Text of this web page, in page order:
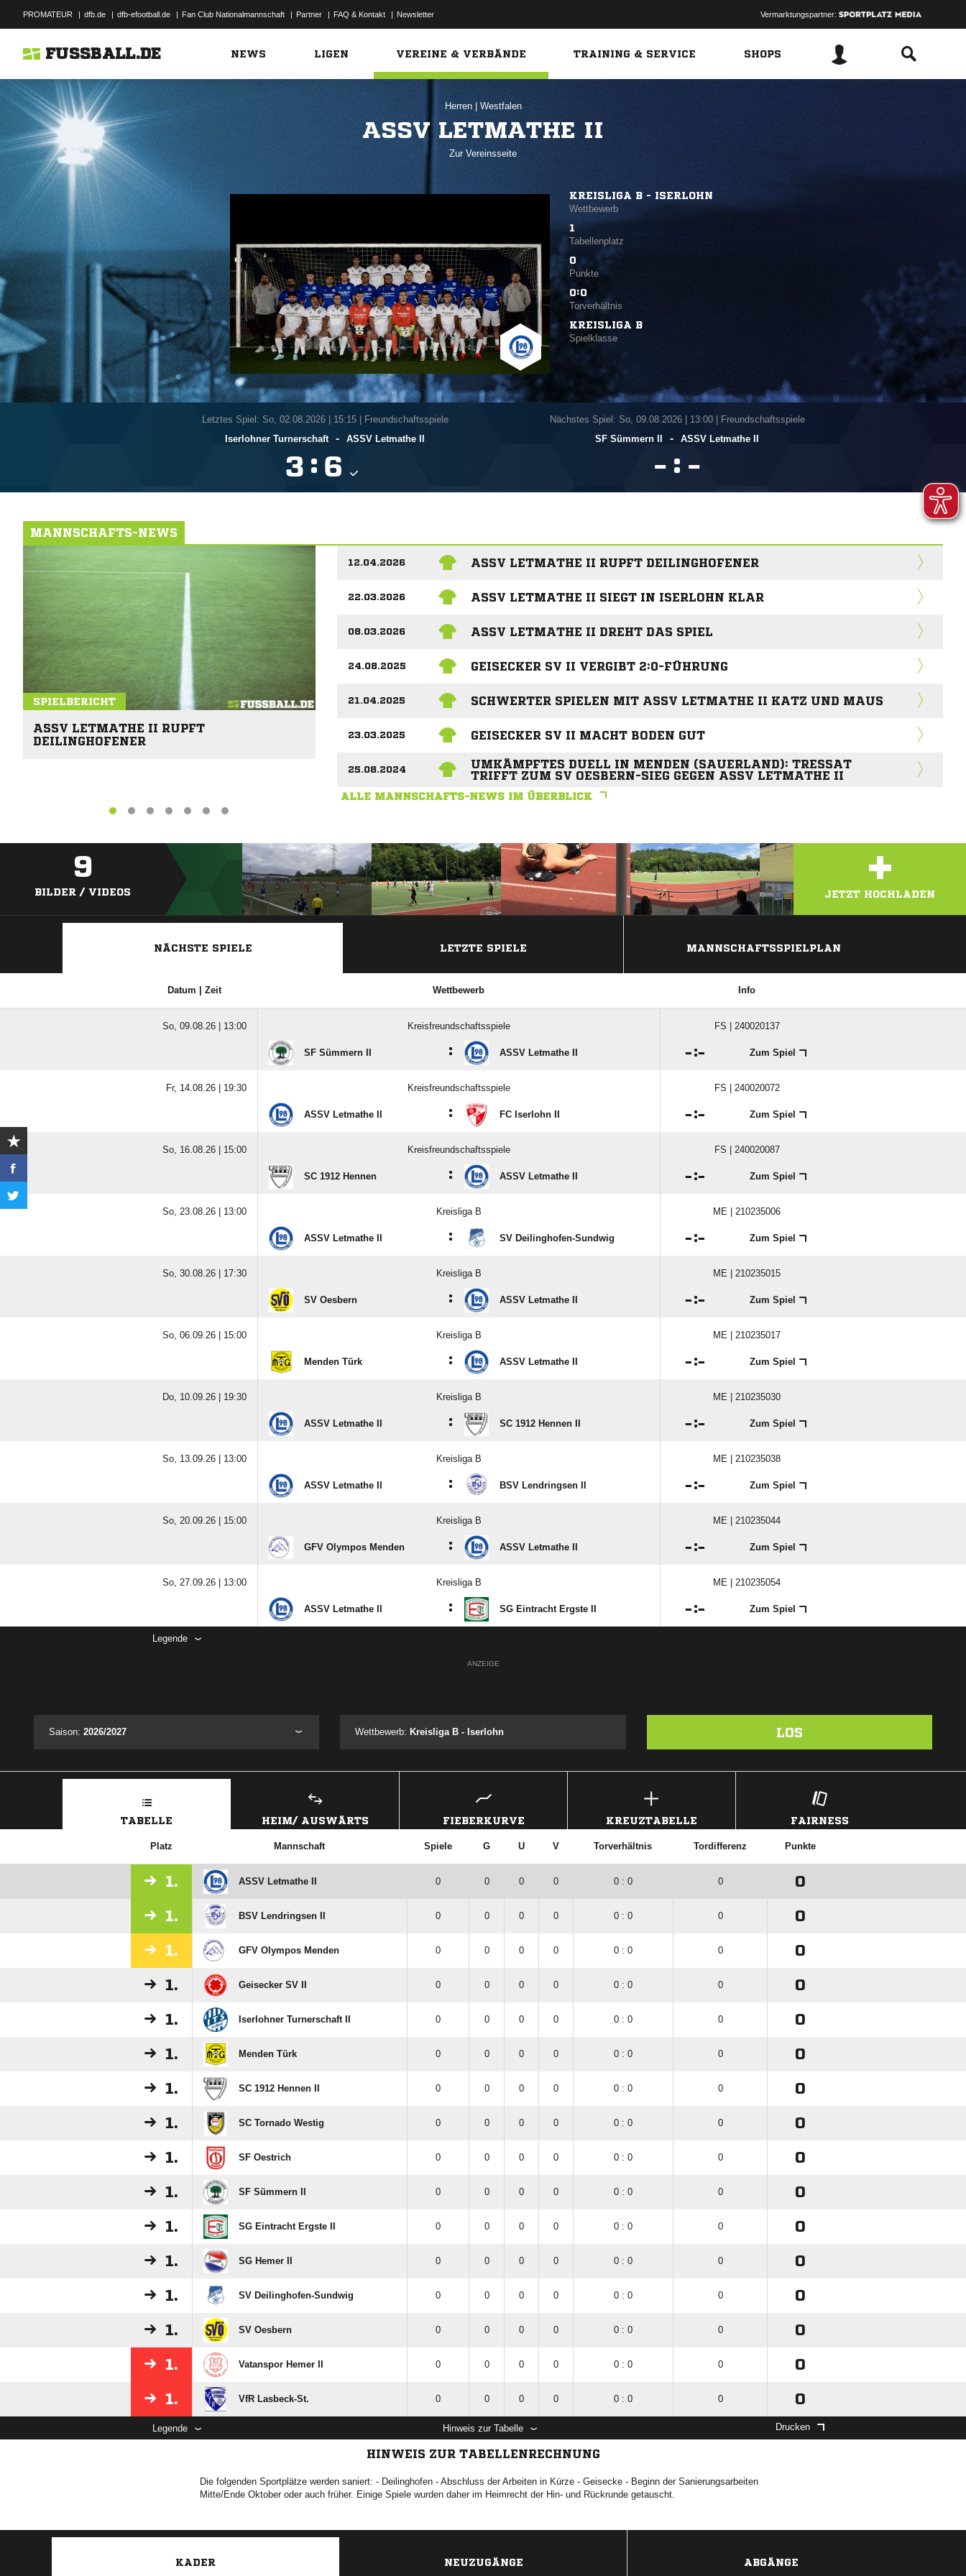
PROMATEUR | dfb.de | dfb-efootball.de | Fan Club Nationalmannschaft | Partner | FAQ & Kontakt | Newsletter Vermarktungspartner:
FUSSBALL.DE NEWS LIGEN VEREINE & VERBÄNDE TRAINING & SERVICE SHOPS
Herren Westfalen
ASSV LETMATHE II
Zur Vereinsseite
KREISLIGA B - ISERLOHN
Wettbewerb
1
Tabellenplatz
0
Punkte
0:0
Torverhältnis
KREISLIGA B
Spielklasse
Letztes Spiel: So, 02.08.2026| 15:15 | Freundschaftsspiele
Iserlohner Turnerschaft
- ASSV Letmathe II
 : 
Nächstes Spiel: So, 09.08.2026| 13:00 | Freundschaftsspiele
SF Sümmern II
- ASSV Letmathe II
 : 
MANNSCHAFTS-NEWS
SPIELBERICHT
ASSV LETMATHE II RUPFT
DEILINGHOFENER
12.04.2026 ASSV LETMATHE II RUPFT DEILINGHOFENER
22.03.2026 ASSV LETMATHE II SIEGT IN ISERLOHN KLAR
08.03.2026 ASSV LETMATHE II DREHT DAS SPIEL
24.08.2025 GEISECKER SV II VERGIBT 2:0-FÜHRUNG
21.04.2025 SCHWERTER SPIELEN MIT ASSV LETMATHE II KATZ UND MAUS
23.03.2025 GEISECKER SV II MACHT BODEN GUT
25.08.2024
UMKÄMPFTES DUELL IN MENDEN (SAUERLAND): TRESSAT
TRIFFT ZUM SV OESBERN-SIEG GEGEN ASSV LETMATHE II
ALLE MANNSCHAFTS-NEWS IM ÜBERBLICK
9
BILDER / VIDEOS +
JETZT HOCHLADEN
NÄCHSTE SPIELE LETZTE SPIELE MANNSCHAFTSSPIELPLAN
Datum | Zeit Wettbewerb Info
So, 09.08.26 | 13:00 Kreisfreundschaftsspiele FS | 240020137
SF Sümmern II : ASSV Letmathe II : Zum Spiel
Fr, 14.08.26 | 19:30 Kreisfreundschaftsspiele FS | 240020072
ASSV Letmathe II : FC Iserlohn II : Zum Spiel
So, 16.08.26 | 15:00 Kreisfreundschaftsspiele FS | 240020087
SC 1912 Hennen : ASSV Letmathe II : Zum Spiel
So, 23.08.26 | 13:00 Kreisliga B ME | 210235006
ASSV Letmathe II : SV Deilinghofen-Sundwig : Zum Spiel
So, 30.08.26 | 17:30 Kreisliga B ME | 210235015
SV Oesbern : ASSV Letmathe II : Zum Spiel
So, 06.09.26 | 15:00 Kreisliga B ME | 210235017
Menden Türk : ASSV Letmathe II : Zum Spiel
Do, 10.09.26 | 19:30 Kreisliga B ME | 210235030
ASSV Letmathe II : SC 1912 Hennen II : Zum Spiel
So, 13.09.26 | 13:00 Kreisliga B ME | 210235038
ASSV Letmathe II : BSV Lendringsen II : Zum Spiel
So, 20.09.26 | 15:00 Kreisliga B ME | 210235044
GFV Olympos Menden : ASSV Letmathe II : Zum Spiel
So, 27.09.26 | 13:00 Kreisliga B ME | 210235054
ASSV Letmathe II : SG Eintracht Ergste II : Zum Spiel
Legende
ANZEIGE
Saison: 2026/2027 Wettbewerb: Kreisliga B - Iserlohn LOS
TABELLE HEIM/ AUSWÄRTS FIEBERKURVE KREUZTABELLE FAIRNESS
Platz Mannschaft Spiele G U V Torverhältnis Tordifferenz Punkte
1. ASSV Letmathe II 0 0 0 0 0 : 0 0 0
1. BSV Lendringsen II 0 0 0 0 0 : 0 0 0
1. GFV Olympos Menden 0 0 0 0 0 : 0 0 0
1. Geisecker SV II 0 0 0 0 0 : 0 0 0
1. Iserlohner Turnerschaft II 0 0 0 0 0 : 0 0 0
1. Menden Türk 0 0 0 0 0 : 0 0 0
1. SC 1912 Hennen II 0 0 0 0 0 : 0 0 0
1. SC Tornado Westig 0 0 0 0 0 : 0 0 0
1. SF Oestrich 0 0 0 0 0 : 0 0 0
1. SF Sümmern II 0 0 0 0 0 : 0 0 0
1. SG Eintracht Ergste II 0 0 0 0 0 : 0 0 0
1. SG Hemer II 0 0 0 0 0 : 0 0 0
1. SV Deilinghofen-Sundwig 0 0 0 0 0 : 0 0 0
1. SV Oesbern 0 0 0 0 0 : 0 0 0
1. Vatanspor Hemer II 0 0 0 0 0 : 0 0 0
1. VfR Lasbeck-St. 0 0 0 0 0 : 0 0 0
Legende Hinweis zur Tabelle Drucken
HINWEIS ZUR TABELLENRECHNUNG
Die folgenden Sportplätze werden saniert: - Deilinghofen - Abschluss der Arbeiten in Kürze - Geisecke - Beginn der Sanierungsarbeiten
Mitte/Ende Oktober oder auch früher. Einige Spiele wurden daher im Heimrecht der Hin- und Rückrunde getauscht.
KADER NEUZUGÄNGE ABGÄNGE